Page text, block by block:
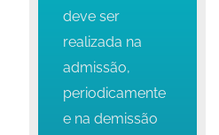
deve ser
realizada na
admissão,
periodicamente
e na demissão